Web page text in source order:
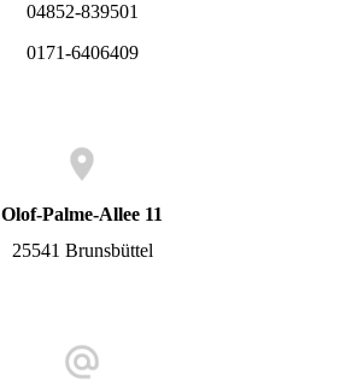
04852-839501
0171-6406409
Olof-Palme-Allee 11
25541 Brunsbüttel